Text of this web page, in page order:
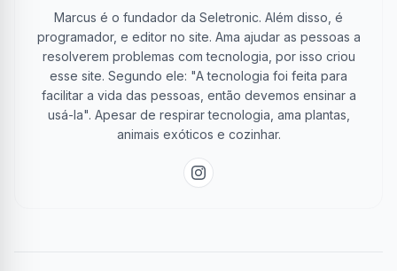
Marcus é o fundador da Seletronic. Além disso, é
programador, e editor no site. Ama ajudar as pessoas a
resolverem problemas com tecnologia, por isso criou
esse site. Segundo ele: "A tecnologia foi feita para
facilitar a vida das pessoas, então devemos ensinar a
usá-la". Apesar de respirar tecnologia, ama plantas,
animais exóticos e cozinhar.